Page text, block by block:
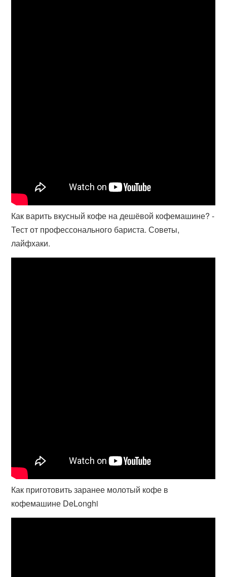
Как варить вкусный кофе на дешёвой кофемашине? -
Тест от профессонального бариста. Советы,
лайфхаки.
Как приготовить заранее молотый кофе в
кофемашине DeLonghi